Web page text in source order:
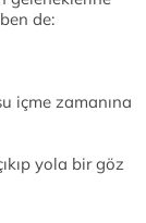
de:
içme zamanına
yola bir göz